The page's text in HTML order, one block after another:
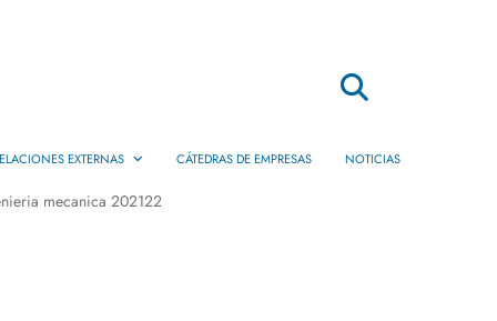
Buscar
EXTERNAS CÁTEDRAS DE EMPRESAS NOTICIAS
mecanica 202122